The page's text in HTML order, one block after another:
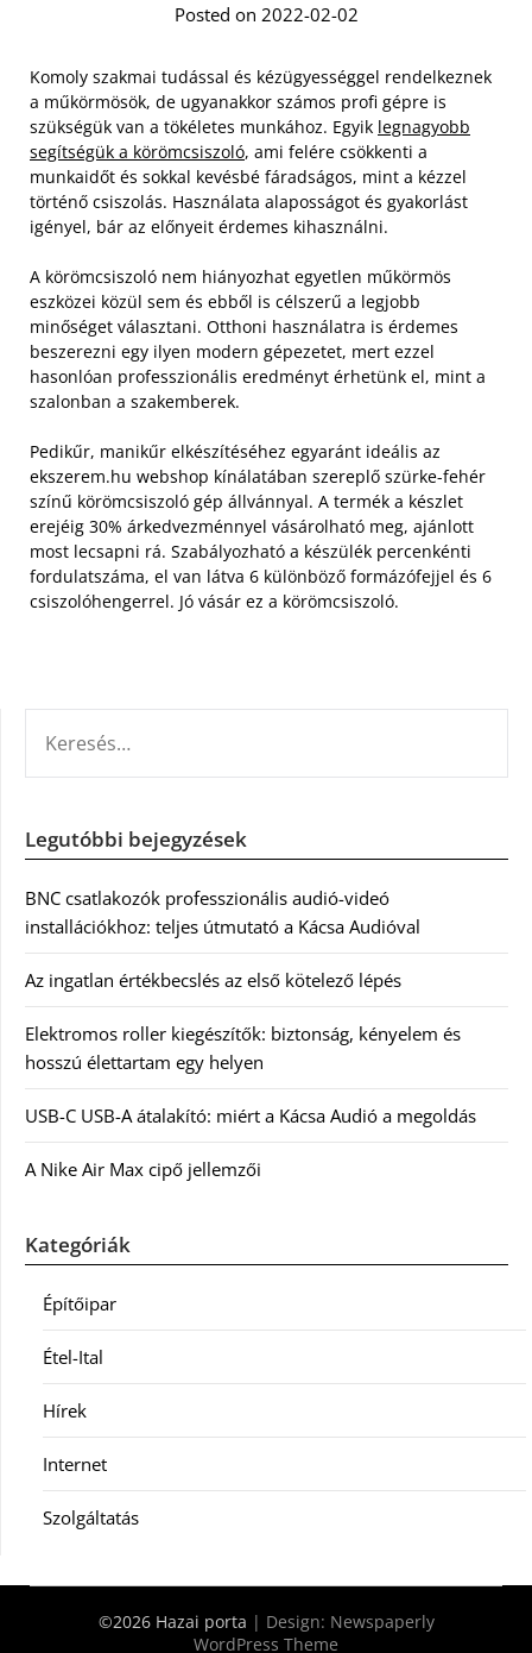
Posted on 2022-02-02
Komoly szakmai tudással és kézügyességgel rendelkeznek
a műkörmösök, de ugyanakkor számos profi gépre is
szükségük van a tökéletes munkához. Egyik legnagyobb
segítségük a körömcsiszoló, ami felére csökkenti a
munkaidőt és sokkal kevésbé fáradságos, mint a kézzel
történő csiszolás. Használata alaposságot és gyakorlást
igényel, bár az előnyeit érdemes kihasználni.
A körömcsiszoló nem hiányozhat egyetlen műkörmös
eszközei közül sem és ebből is célszerű a legjobb
minőséget választani. Otthoni használatra is érdemes
beszerezni egy ilyen modern gépezetet, mert ezzel
hasonlóan professzionális eredményt érhetünk el, mint a
szalonban a szakemberek.
Pedikűr, manikűr elkészítéséhez egyaránt ideális az
ekszerem.hu webshop kínálatában szereplő szürke-fehér
színű körömcsiszoló gép állvánnyal. A termék a készlet
erejéig 30% árkedvezménnyel vásárolható meg, ajánlott
most lecsapni rá. Szabályozható a készülék percenkénti
fordulatszáma, el van látva 6 különböző formázófejjel és 6
csiszolóhengerrel. Jó vásár ez a körömcsiszoló.
Legutóbbi bejegyzések
BNC csatlakozók professzionális audió-videó
installációkhoz: teljes útmutató a Kácsa Audióval
Az ingatlan értékbecslés az első kötelező lépés
Elektromos roller kiegészítők: biztonság, kényelem és
hosszú élettartam egy helyen
USB-C USB-A átalakító: miért a Kácsa Audió a megoldás
A Nike Air Max cipő jellemzői
Kategóriák
Építőipar
Étel-Ital
Hírek
Internet
Szolgáltatás
©2026 Hazai porta | Design: Newspaperly
WordPress Theme